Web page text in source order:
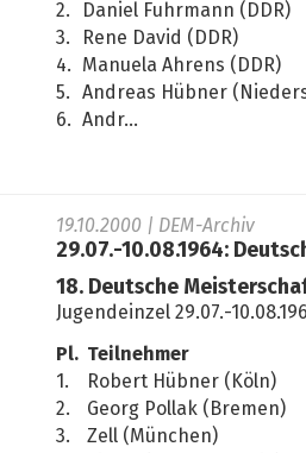
2.
Daniel Fuhrmann (DDR)
3.
Rene David (DDR)
4.
Manuela Ahrens (DDR)
5.
Andreas Hübner
6.
Andr...
19.10.2000 | DEM-Archiv
29.07.-10.08.1964:
18. Deutsche
Jugendeinzel 29.07.-
Pl. Teilnehmer
1.
Robert Hübner (Köln)
2.
Georg Pollak (Bremen)
3.
Zell (München)